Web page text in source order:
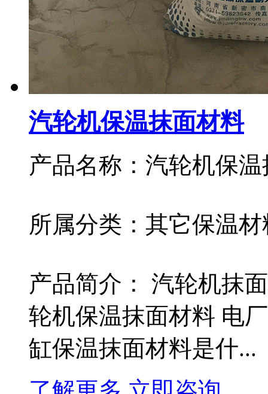
汽轮机保温抹面材料
产品名称：汽轮机保
所属分类：其它保温
产品简介： 汽轮机抹
轮机保温抹面材料 电
缸保温抹面材料是什...